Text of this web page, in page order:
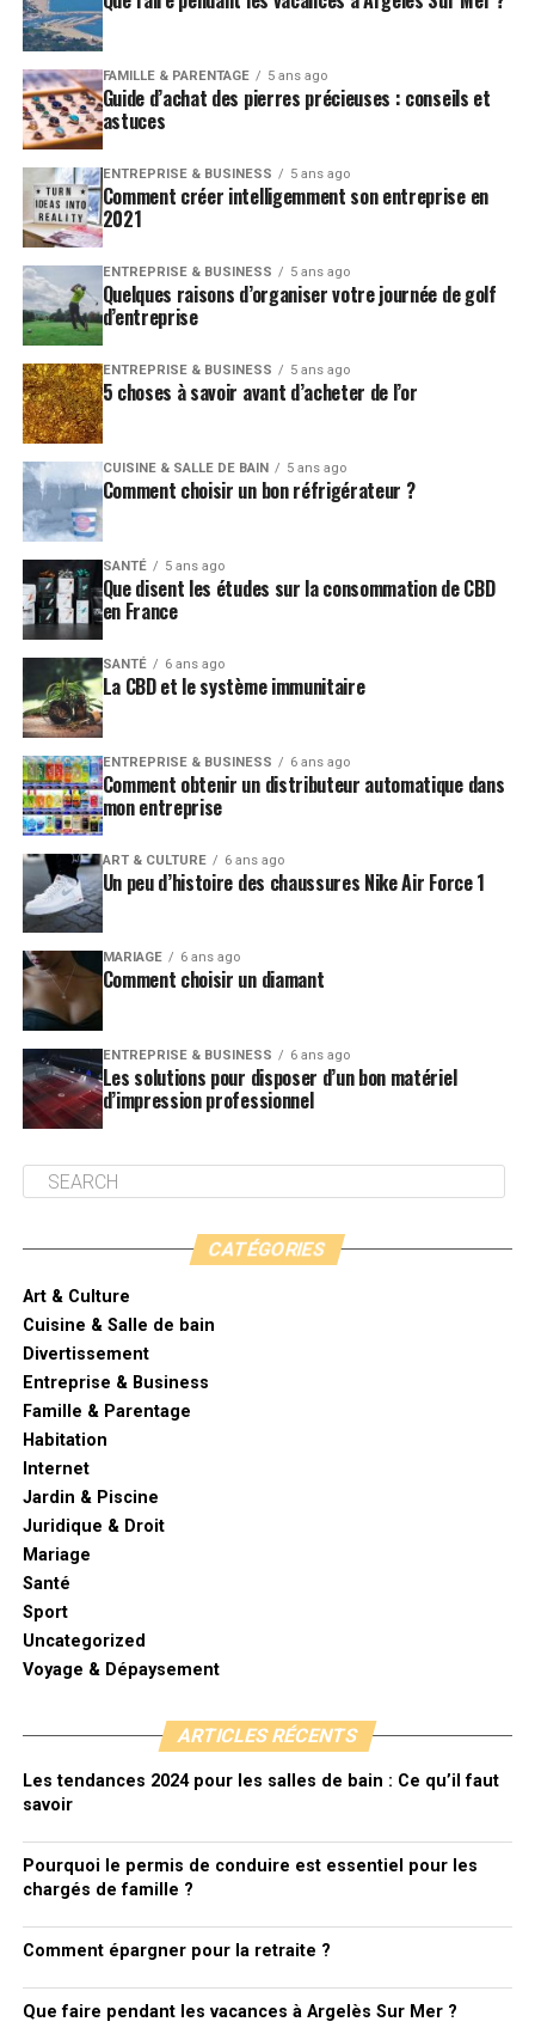
FAMILLE & PARENTAGE 5 ans ago
Guide d’achat des pierres précieuses : conseils et
astuces
ENTREPRISE & BUSINESS 5 ans ago
Comment créer intelligemment son entreprise en
2021
ENTREPRISE & BUSINESS 5 ans ago
Quelques raisons d’organiser votre journée de golf
d’entreprise
ENTREPRISE & BUSINESS 5 ans ago
5 choses à savoir avant d’acheter de l’or
CUISINE & SALLE DE BAIN 5 ans ago
Comment choisir un bon réfrigérateur ?
SANTÉ 5 ans ago
Que disent les études sur la consommation de CBD
en France
SANTÉ 6 ans ago
La CBD et le système immunitaire
ENTREPRISE & BUSINESS 6 ans ago
Comment obtenir un distributeur automatique dans
mon entreprise
ART & CULTURE 6 ans ago
Un peu d’histoire des chaussures Nike Air Force 1
MARIAGE 6 ans ago
Comment choisir un diamant
ENTREPRISE & BUSINESS 6 ans ago
Les solutions pour disposer d’un bon matériel
d’impression professionnel
CATÉGORIES
Art & Culture
Cuisine & Salle de bain
Divertissement
Entreprise & Business
Famille & Parentage
Habitation
Internet
Jardin & Piscine
Juridique & Droit
Mariage
Santé
Sport
Uncategorized
Voyage & Dépaysement
ARTICLES RÉCENTS
Les tendances 2024 pour les salles de bain : Ce qu’il faut
savoir
Pourquoi le permis de conduire est essentiel pour les
chargés de famille ?
Comment épargner pour la retraite ?
Que faire pendant les vacances à Argelès Sur Mer ?